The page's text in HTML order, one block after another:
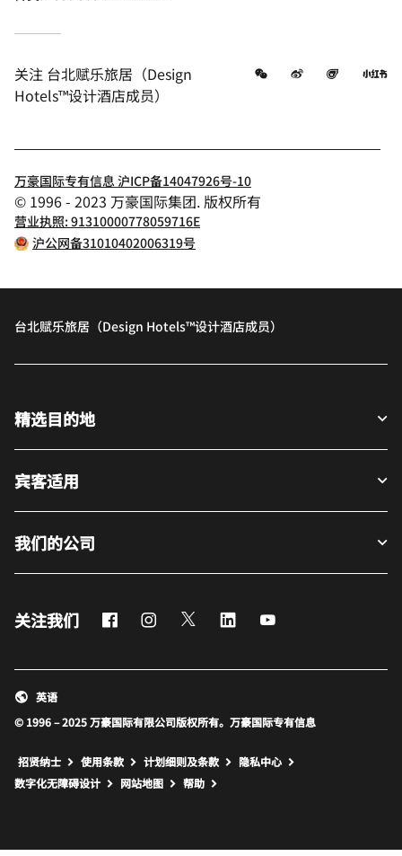
关注 台北赋乐旅居（Design
Hotels™设计酒店成员）
微信 微博 飞猪
万豪国际专有信息 沪ICP备14047926号-10
© 1996 - 2023 万豪国际集团. 版权所有
营业执照: 91310000778059716E
沪公网备31010402006319号
台北赋乐旅居（Design Hotels™设计酒店成员）
精选目的地
宾客适用
我们的公司
关注我们 FacebookInstagram
Twitter LinkedIn
© 1996 – 2025 万豪国际有限公司版权所有。万豪国际专有信息
英语
招贤纳士 使用条款 计划细则及条款
隐私中心
数字化无障碍设计
网站地图 打开新窗口
帮助